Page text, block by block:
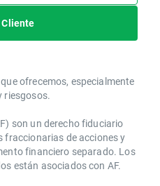
ofrecemos, especialmente
riesgosos.
son un derecho fiduciario
fraccionarias de acciones y
financiero separado. Los
están asociados con AF.